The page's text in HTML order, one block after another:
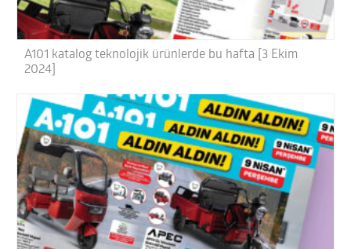
A101 katalog teknolojik ürünlerde bu hafta [3 Ekim
2024]